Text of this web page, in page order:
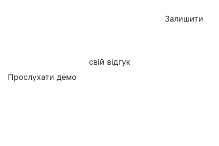
Залишити
свій відгук
Прослухати демо